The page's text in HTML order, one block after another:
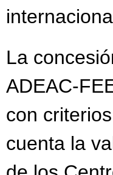
La
ADEAC-
con
cuenta la